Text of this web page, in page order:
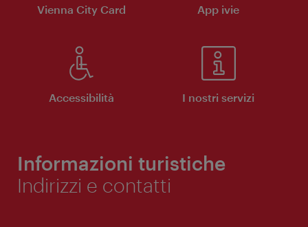
Vienna City Card App ivie
Accessibilità I nostri servizi
Informazioni turistiche
Indirizzi e contatti